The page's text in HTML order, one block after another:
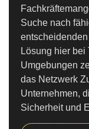
Suche nach
Lösung hier bei
Umgebungen
das Netzwerk
Unternehmen,
Sicherheit und